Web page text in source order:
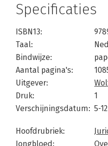
Specificaties
ISBN13:
Taal:
Bindwijze:
Aantal pagina's:
Uitgever:
Druk:
1
Verschijningsdatum: 5-
Hoofdrubriek:
Jongbloed: